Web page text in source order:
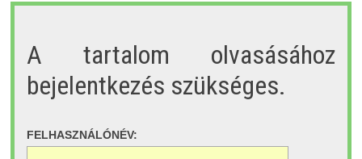
A tartalom olvasásához
bejelentkezés szükséges.
FELHASZNÁLÓNÉV: